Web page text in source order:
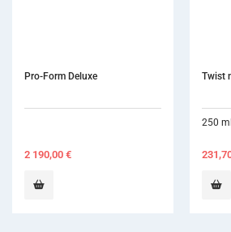
Pro-Form Deluxe
2 190,00 €
Twist
250 ml